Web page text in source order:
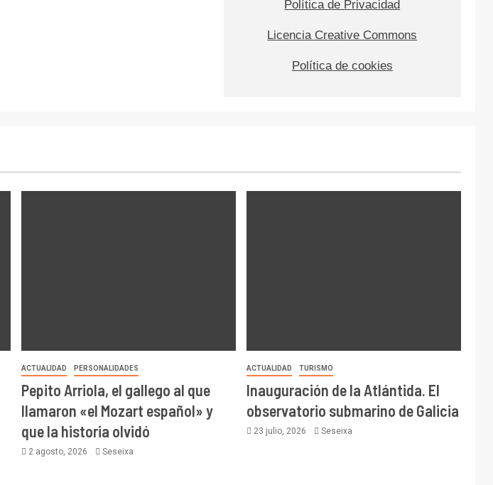
Política de Privacidad
Licencia Creative Commons
Política de cookies
ACTUALIDAD PERSONALIDADES
Pepito Arriola, el gallego al que
llamaron «el Mozart español» y
que la historia olvidó
2 agosto, 2026 Seseixa
ACTUALIDAD TURISMO
Inauguración de la Atlántida. El
observatorio submarino de Galicia
23 julio, 2026 Seseixa